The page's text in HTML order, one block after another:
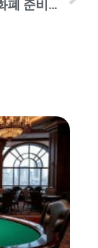
미국 암호화폐 준비금에도 비트코인 10만달러 벽 못넘어